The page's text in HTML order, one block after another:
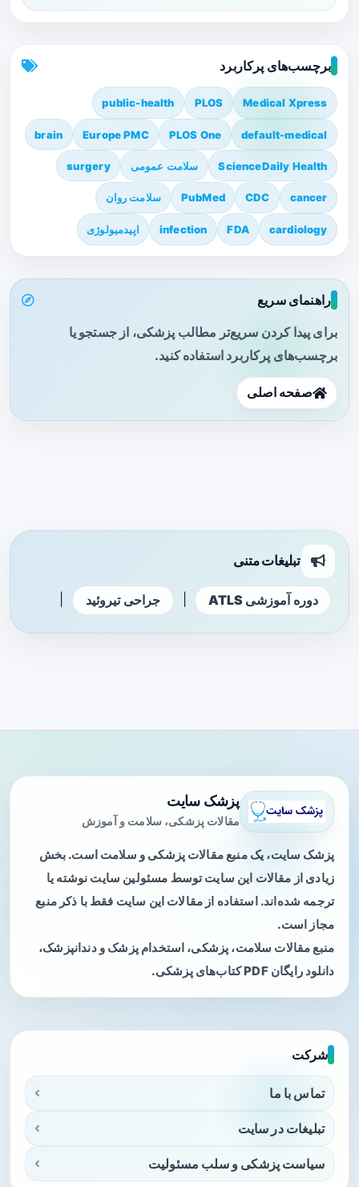
برچسب‌های پرکاربرد
Medical Xpress
PLOS
public-health
default-medical
PLOS One
Europe PMC
brain
ScienceDaily Health سلامت عمومی surgery
cancer
CDC
PubMed سلامت روان
cardiology
FDA
infection اپیدمیولوژی
راهنمای سریع
برای پیدا کردن سریع‌تر مطالب پزشکی، از جستجو یا
برچسب‌های پرکاربرد استفاده کنید.
صفحه اصلی
تبلیغات متنی
دوره آموزشی ATLS جراحی تیروئید
پزشک سایت
مقالات پزشکی، سلامت و آموزش
پزشک سایت، یک منبع مقالات پزشکی و سلامت است. بخش
زیادی از مقالات این سایت توسط مسئولین سایت نوشته یا
ترجمه شده‌اند. استفاده از مقالات این سایت فقط با ذکر منبع
مجاز است.
منبع مقالات سلامت، پزشکی، استخدام پزشک و دندانپزشک،
دانلود رایگان PDF کتاب‌های پزشکی.
شرکت
تماس با ما
تبلیغات در سایت
سیاست پزشکی و سلب مسئولیت